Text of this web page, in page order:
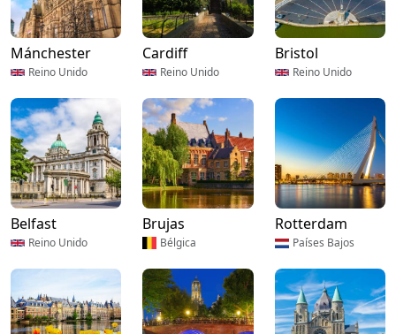
Mánchester
Reino Unido
Cardiff
Reino Unido
Bristol
Reino Unido
Belfast
Reino Unido
Brujas
Bélgica
Rotterdam
Países Bajos